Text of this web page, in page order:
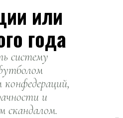
или
года
систему
и
скандалом.